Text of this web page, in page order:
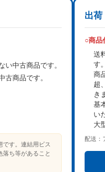
い中古商品です。
古商品です。
です。連結用ビス
落ち等があること
出荷
○商品
送
す
商
超
き
基
い
大
配送：